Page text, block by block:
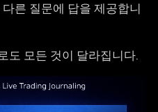
른 질문에 답을 제공합니
도 모든 것이 달라집니다.